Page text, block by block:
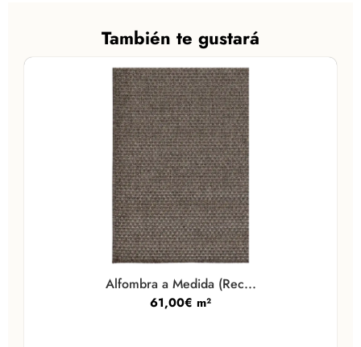
También te gustará
Alfombra a Medida (Rec...
61,00€ m²